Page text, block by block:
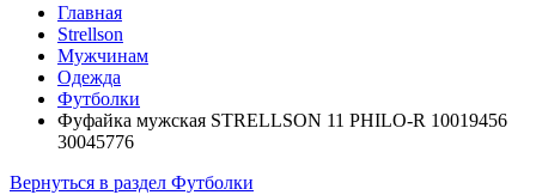
Главная
Strellson
Мужчинам
Одежда
Футболки
Фуфайка мужская STRELLSON 11 PHILO-R 10019456
30045776
Вернуться в раздел Футболки